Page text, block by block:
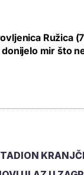
Ružica
donijelo mir što